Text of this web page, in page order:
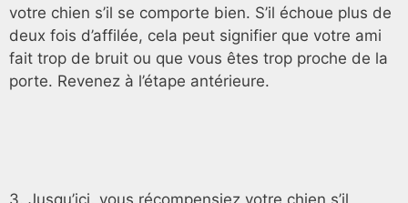
votre chien s’il se comporte bien. S’il échoue plus de
deux fois d’affilée, cela peut signifier que votre ami
fait trop de bruit ou que vous êtes trop proche de la
porte. Revenez à l’étape antérieure.
3. Jusqu’ici, vous récompensiez votre chien s’il